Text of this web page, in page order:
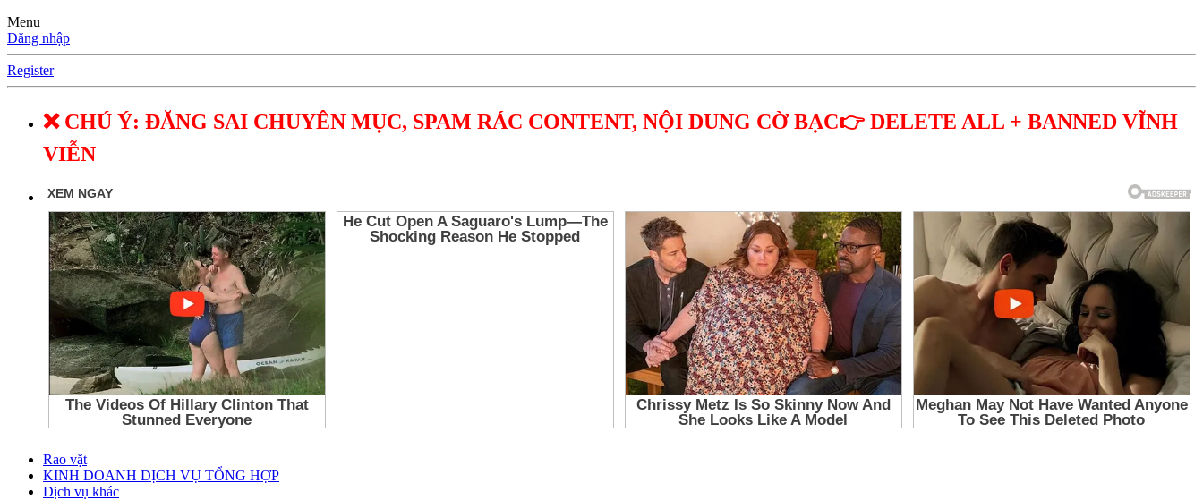
Menu
Đăng nhập
Register
❌ CHÚ Ý: ĐĂNG SAI CHUYÊN MỤC, SPAM RÁC CONTENT, NỘI DUNG CỜ BẠC👉 DELETE ALL + BANNED VĨNH
VIỄN
Rao vặt
KINH DOANH DỊCH VỤ TỔNG HỢP
Dịch vụ khác